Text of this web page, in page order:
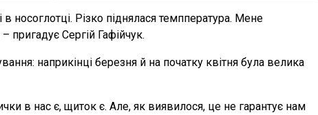
носоглотці. Різко піднялася темппература. Мене
пригадує Сергій Гафійчук.
наприкінці березня й на початку квітня була велика
в нас є, щиток є. Але, як виявилося, це не гарантує нам